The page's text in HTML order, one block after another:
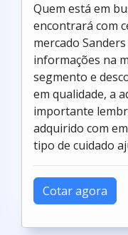
Quem está em
encontrará com
mercado
informações na
segmento e
em qualidade, a
importante
adquirido com
tipo de cuidado
Cotar agora